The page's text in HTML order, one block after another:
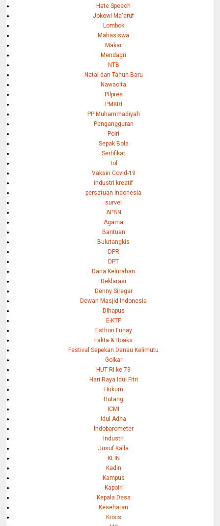
Hate Speech
Jokowi-Ma'aruf
Lombok
Mahasiswa
Makar
Mendagri
NTB
Natal dan Tahun Baru
Nawacita
PIlpres
PMKRI
PP Muhammadiyah
Pengangguran
Polri
Sepak Bola
Sertifikat
Tol
Vaksin Covid-19
industri kreatif
persatuan Indonesia
survei
APBN
Agama
Bantuan
Bulutangkis
DPR
DPT
Dana Kelurahan
Deklarasi
Denny Siregar
Dewan Masjid Indonesia
Dihapus
E-KTP
Esthon Funay
Fakta & Hoaks
Festival Sepekan Danau Kelimutu
Golkar
HUT RI ke 73
Hari Raya Idul Fitri
Hukum
Hutang
ICMI
Idul Adha
Indobarometer
Industri
Jusuf Kalla
KEIN
Kadin
Kampus
Kapolri
Kepala Desa
Kesehatan
Krisis